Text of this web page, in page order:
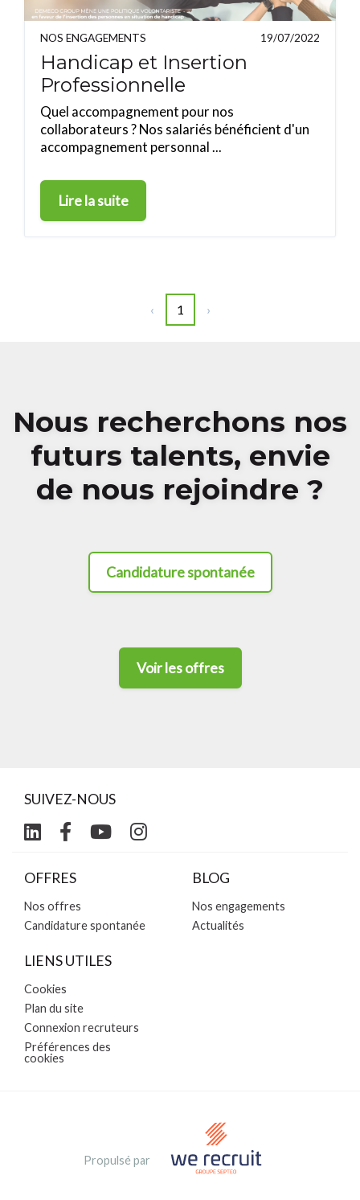
NOS ENGAGEMENTS 19/07/2022
Handicap et Insertion
Professionnelle
Quel accompagnement pour nos
collaborateurs ? Nos salariés bénéficient d'un
accompagnement personnal ...
Lire la suite
‹Précédent
1 ›Suivant
Nous recherchons nos
futurs talents, envie
de nous rejoindre ?
Candidature spontanée
Voir les offres
SUIVEZ-NOUS
OFFRES
Nos offres
Candidature spontanée
BLOG
Nos engagements
Actualités
LIENS UTILES
Cookies
Plan du site
Connexion recruteurs
Préférences des
cookies
Propulsé par